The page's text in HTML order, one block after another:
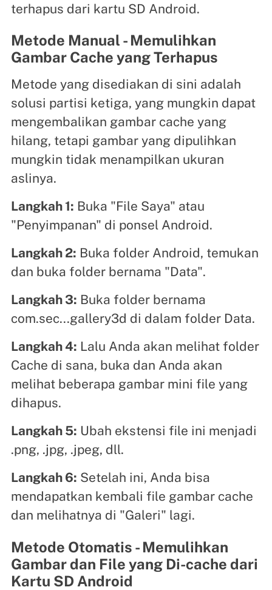
terhapus dari kartu SD Android.
Metode Manual - Memulihkan
Gambar Cache yang Terhapus
Metode yang disediakan di sini adalah
solusi partisi ketiga, yang mungkin dapat
mengembalikan gambar cache yang
hilang, tetapi gambar yang dipulihkan
mungkin tidak menampilkan ukuran
aslinya.
Langkah 1: Buka "File Saya" atau
"Penyimpanan" di ponsel Android.
Langkah 2: Buka folder Android, temukan
dan buka folder bernama "Data".
Langkah 3: Buka folder bernama
com.sec...gallery3d di dalam folder Data.
Langkah 4: Lalu Anda akan melihat folder
Cache di sana, buka dan Anda akan
melihat beberapa gambar mini file yang
dihapus.
Langkah 5: Ubah ekstensi file ini menjadi
.png, .jpg, .jpeg, dll.
Langkah 6: Setelah ini, Anda bisa
mendapatkan kembali file gambar cache
dan melihatnya di "Galeri" lagi.
Metode Otomatis - Memulihkan
Gambar dan File yang Di-cache dari
Kartu SD Android